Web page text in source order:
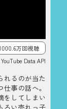
万回視聴
Data API
れるのが当た
事の話へ。
をしてしまい